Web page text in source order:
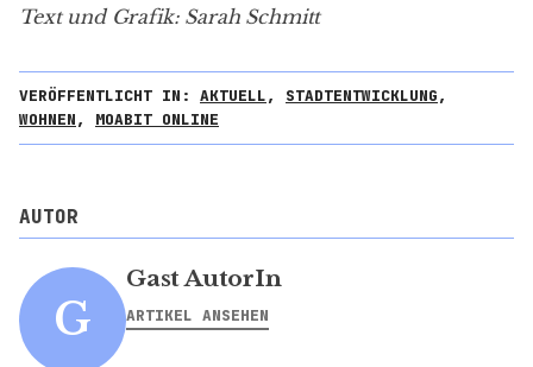
Text und Grafik: Sarah Schmitt
VERÖFFENTLICHT IN: AKTUELL, STADTENTWICKLUNG,
WOHNEN, MOABIT ONLINE
AUTOR
G
Gast AutorIn
ARTIKEL ANSEHEN